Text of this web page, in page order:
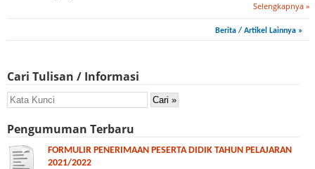
Selengkapnya »
Berita / Artikel Lainnya »
Cari Tulisan / Informasi
Pengumuman Terbaru
FORMULIR PENERIMAAN PESERTA DIDIK TAHUN PELAJARAN
2021/2022